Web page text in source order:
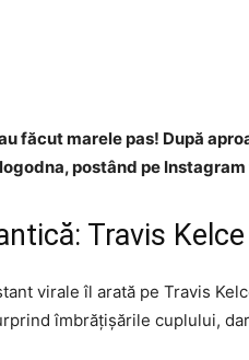
făcut marele pas! După
postând pe
Travis
virale îl arată pe Travis
îmbrățișările cuplului,